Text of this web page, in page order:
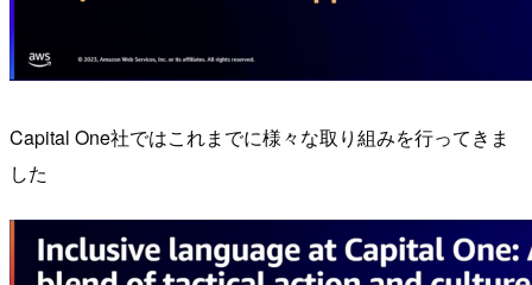
Capital One社ではこれまでに様々な取り組みを行ってきま
した